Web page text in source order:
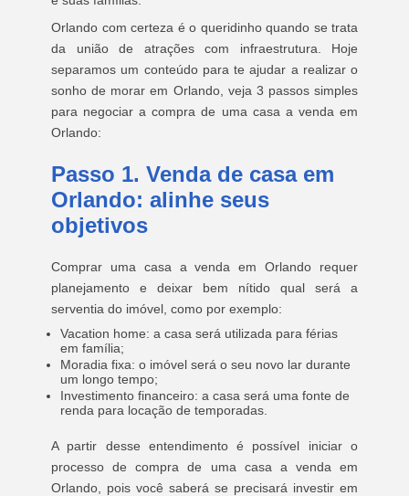
Orlando com certeza é o queridinho quando se trata
da união de atrações com infraestrutura. Hoje
separamos um conteúdo para te ajudar a realizar o
sonho de morar em Orlando, veja 3 passos simples
para negociar a compra de uma casa a venda em
Orlando:
Passo 1. Venda de casa em
Orlando: alinhe seus
objetivos
Comprar uma casa a venda em Orlando requer
planejamento e deixar bem nítido qual será a
serventia do imóvel, como por exemplo:
Vacation home: a casa será utilizada para férias
em família;
Moradia fixa: o imóvel será o seu novo lar durante
um longo tempo;
Investimento financeiro: a casa será uma fonte de
renda para locação de temporadas.
A partir desse entendimento é possível iniciar o
processo de compra de uma casa a venda em
Orlando, pois você saberá se precisará investir em